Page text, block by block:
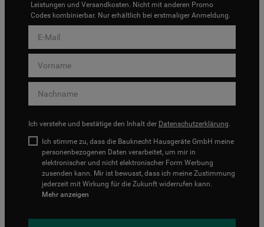
Leistungen und Versandkosten. Nicht mit anderen Promo
Codes kombinierbar. Nur erhältlich bei erstmaliger Anmeldung.
Ich verstehe und bestätige den Inhalt der Datenschutzerklärung.
Ich stimme zu, dass die Bauknecht Hausgeräte GmbH meine
personenbezogenen Daten verarbeitet, um mir in
elektronischer und nicht elektronischer Form Werbung
zusenden kann. Mir ist bewusst, dass ich meine Zustimmung
jederzeit mit Wirkung für die Zukunft widerrufen kann.
Mehr anzeigen